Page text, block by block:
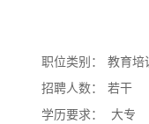
职位类别：
教育培
招聘人数：
若干
学历要求：
大专